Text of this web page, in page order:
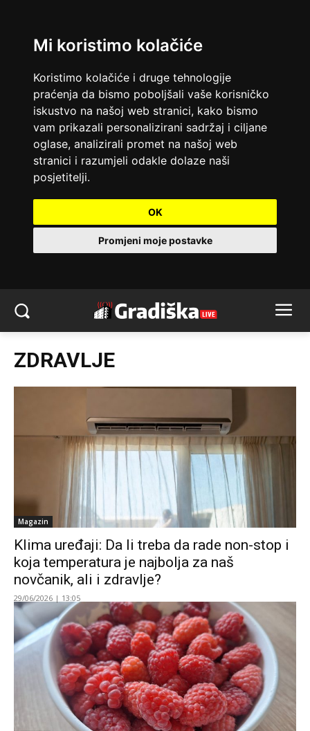
Mi koristimo kolačiće
Koristimo kolačiće i druge tehnologije
praćenja da bismo poboljšali vaše korisničko
iskustvo na našoj web stranici, kako bismo
vam prikazali personalizirani sadržaj i ciljane
oglase, analizirali promet na našoj web
stranici i razumjeli odakle dolaze naši
posjetitelji.
OK
Promjeni moje postavke
ZDRAVLJE
Magazin
Klima uređaji: Da li treba da rade non-stop i
koja temperatura je najbolja za naš
novčanik, ali i zdravlje?
29/06/2026 | 13:05